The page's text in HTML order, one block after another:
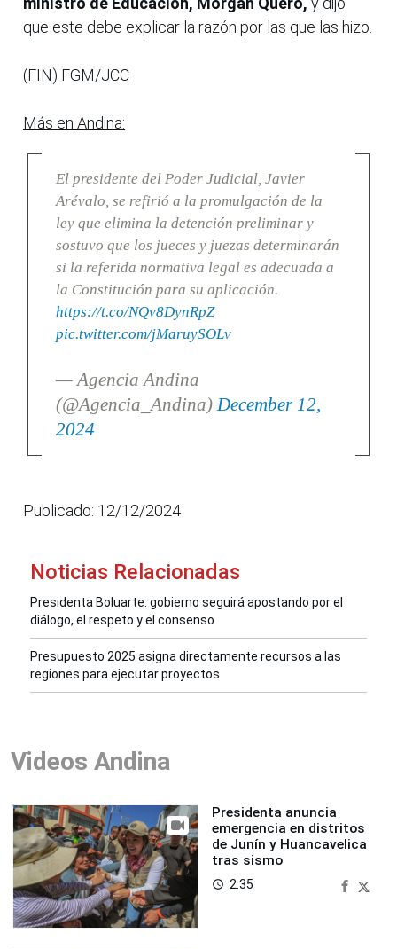
que este debe explicar la razón por las que las hizo.
(FIN) FGM/JCC
Más en Andina:
El presidente del Poder Judicial, Javier
Arévalo, se refirió a la promulgación de la
ley que elimina la detención preliminar y
sostuvo que los jueces y juezas determinarán
si la referida normativa legal es adecuada a
la Constitución para su aplicación.
https://t.co/NQv8DynRpZ
pic.twitter.com/jMaruySOLv
— Agencia Andina
(@Agencia_Andina)December 12,
2024
Publicado: 12/12/2024
Noticias Relacionadas
Presidenta Boluarte: gobierno seguirá apostando por el
diálogo, el respeto y el consenso
Presupuesto 2025 asigna directamente recursos a las
regiones para ejecutar proyectos
Videos Andina
Presidenta anuncia
emergencia en distritos
de Junín y Huancavelica
tras sismo
access_time 2:35